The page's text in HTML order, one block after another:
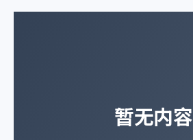
暂无内容